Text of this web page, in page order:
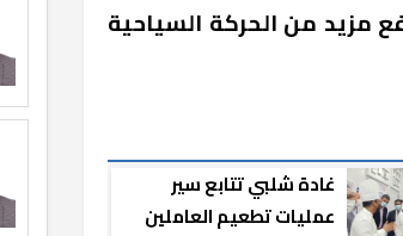
مزيد من الحركة السياحية
غادة شلبي تتابع سير
عمليات تطعيم العاملين